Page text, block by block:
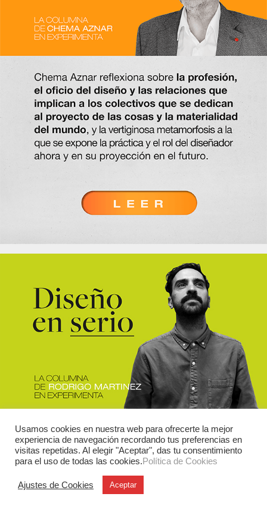
Usamos cookies en nuestra web para ofrecerte la mejor
experiencia de navegación recordando tus preferencias en
visitas repetidas. Al elegir "Aceptar", das tu consentimiento
para el uso de todas las cookies.Política de Cookies
Ajustes de Cookies Aceptar